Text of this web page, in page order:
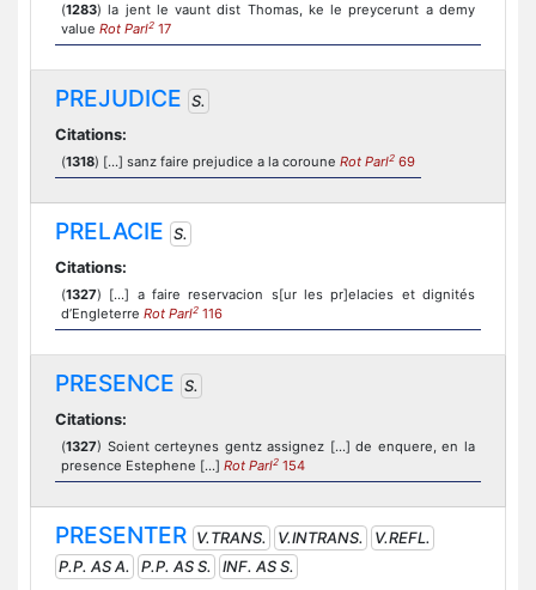
(1283) la jent le vaunt dist Thomas, ke le preycerunt a demy
value Rot Parl2 17
PREJUDICE S.
Citations:
(1318) [...] sanz faire prejudice a la coroune Rot Parl2 69
PRELACIE S.
Citations:
(1327) [...] a faire reservacion s[ur les pr]elacies et dignités
d’Engleterre Rot Parl2 116
PRESENCE S.
Citations:
(1327) Soient certeynes gentz assignez [...] de enquere, en la
presence Estephene [...] Rot Parl2 154
PRESENTER V.TRANS. V.INTRANS.
V.REFL.
P.P. AS A.
P.P. AS S.
INF. AS S.